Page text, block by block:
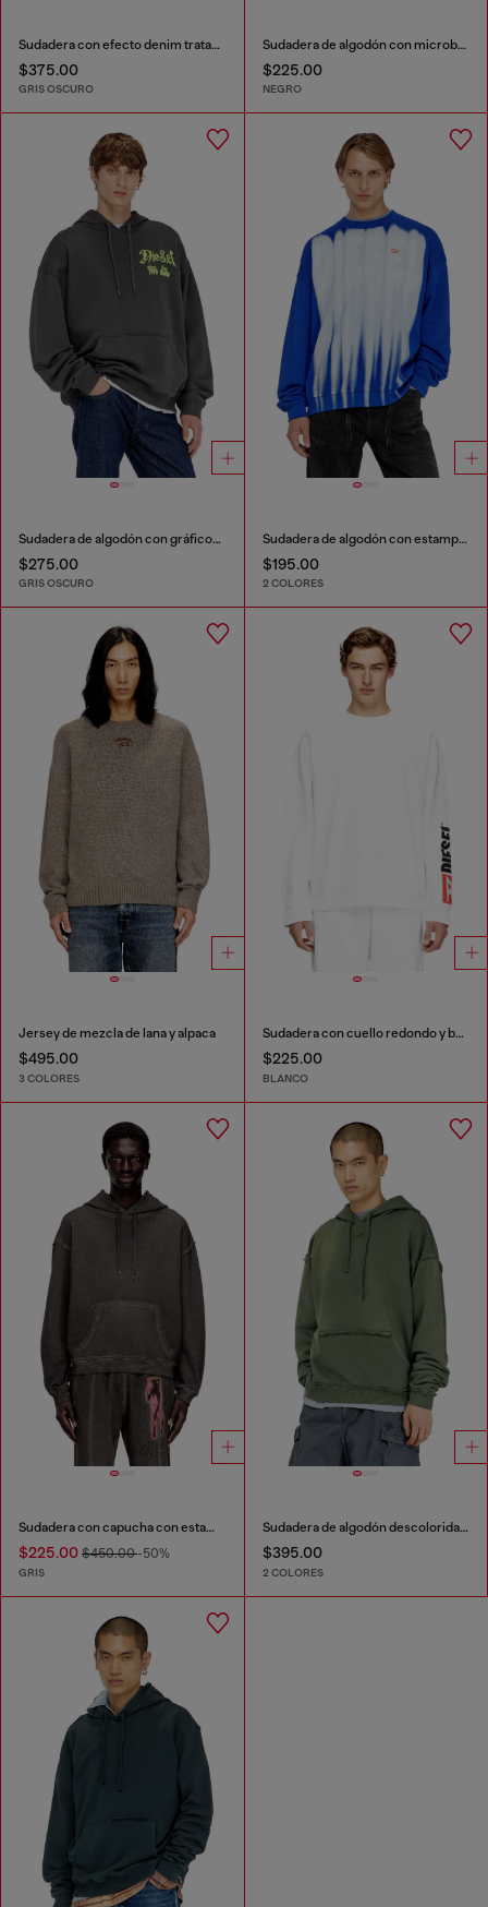
Sudadera con efecto denim tratado
$375.00
GRIS OSCURO
Sudadera de algodón con microbordado de logo
$225.00
NEGRO
Sudadera de algodón con gráficos flocados
$275.00
GRIS OSCURO
Sudadera de algodón con estampado gráfico
$195.00
2 COLORES
Jersey de mezcla de lana y alpaca
$495.00
3 COLORES
Sudadera con cuello redondo y bordado de parche con logo
$225.00
BLANCO
Sudadera con capucha con estampado y tachuelas
$225.00 $450.00-50%
GRIS
Sudadera de algodón descolorida con detalles deshilachados
$395.00
2 COLORES